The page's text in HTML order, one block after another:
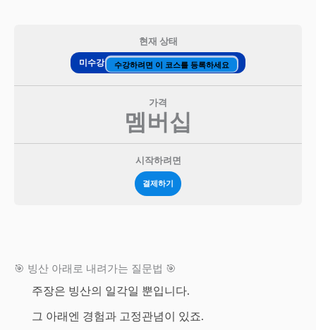
현재 상태
미수강 수강하려면 이 코스를 등록하세요
가격
멤버십
시작하려면
결제하기
🎯 빙산 아래로 내려가는 질문법 🎯
주장은 빙산의 일각일 뿐입니다.
그 아래엔 경험과 고정관념이 있죠.